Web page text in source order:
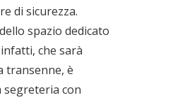
di sicurezza.
spazio dedicato
che sarà
transenne, è
segreteria con